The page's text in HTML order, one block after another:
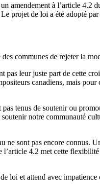
amendement à l’article 4.2
projet de loi a été adopté
communes de rejeter la
pas leur juste part de cette
canadiens, mais
tenus de soutenir ou
notre communauté
sont pas encore connus.
4.2 met cette
loi et attend avec impatience